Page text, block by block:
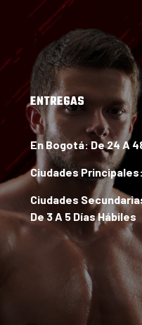
ENTREGAS
En Bogotá:De 24 A
Ciudades Principales:
Ciudades
De 3 A 5 Días Hábiles